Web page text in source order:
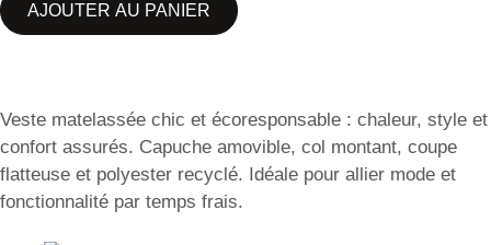
AJOUTER AU PANIER
Veste matelassée chic et écoresponsable : chaleur, style et
confort assurés. Capuche amovible, col montant, coupe
flatteuse et polyester recyclé. Idéale pour allier mode et
fonctionnalité par temps frais.